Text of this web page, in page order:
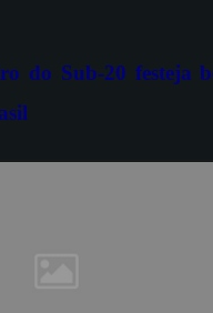
do Sub-20 festeja